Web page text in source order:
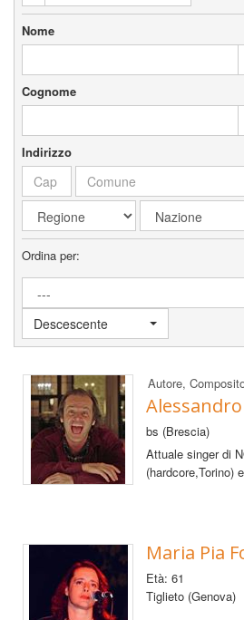
Nome
Cognome
Indirizzo
Ordina per:
Descescente
Autore,
Alessandro
bs (Brescia)
Attuale singer di
(hardcore,Torino)
Maria Pia
Età: 61
Tiglieto (Genova)